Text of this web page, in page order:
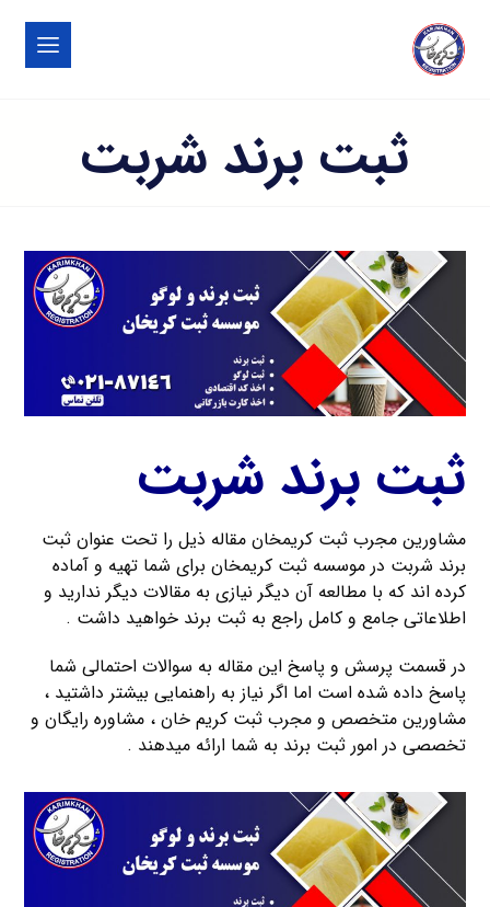
ثبت برند شربت
ثبت برند شربت
مشاورین مجرب ثبت کریمخان مقاله ذیل را تحت عنوان ثبت
برند شربت در موسسه ثبت کریمخان برای شما تهیه و آماده
کرده اند که با مطالعه آن دیگر نیازی به مقالات دیگر ندارید و
اطلاعاتی جامع و کامل راجع به ثبت برند خواهید داشت .
در قسمت پرسش و پاسخ این مقاله به سوالات احتمالی شما
پاسخ داده شده است اما اگر نیاز به راهنمایی بیشتر داشتید ،
مشاورین متخصص و مجرب ثبت کریم خان ، مشاوره رایگان و
تخصصی در امور ثبت برند به شما ارائه میدهند .